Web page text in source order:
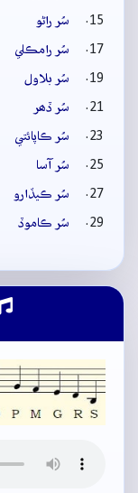
سُر راڻو
سُر رامڪلي
سُر بلاول
سُر ڏھر
سُر ڪاپائتي
سُر آسا
سُر ڪيڏارو
سُر ڪاموڏ